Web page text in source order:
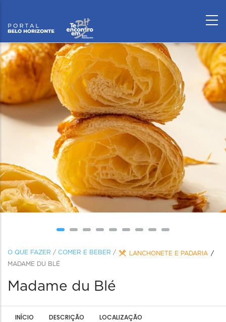
O QUE FAZER / COMER E BEBER /
LANCHONETE E PADARIA
MADAME DU BLÉ
Madame du Blé
INÍCIO DESCRIÇÃO LOCALIZAÇÃO